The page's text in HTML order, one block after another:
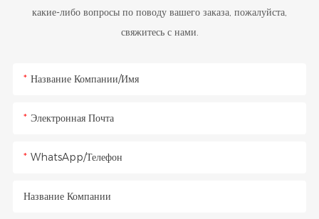
какие-либо вопросы по поводу вашего заказа, пожалуйста,
свяжитесь с нами.
Название Компании/Имя
Электронная Почта
WhatsApp/Телефон
Название Компании